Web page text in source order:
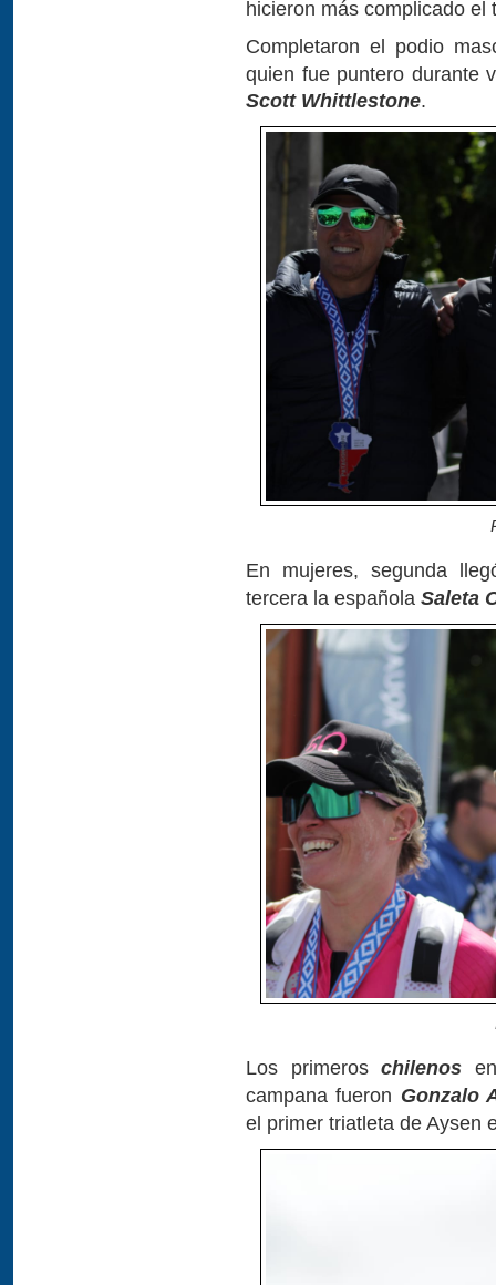
hicieron más complicado
Completaron el podio
quien fue puntero durante
Scott Whittlestone.
En mujeres, segunda
tercera la española Saleta
Los primeroschilenos
campana fueron Gonzalo
el primer triatleta de Aysen